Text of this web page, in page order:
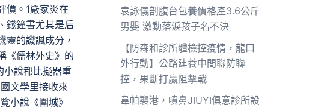
價。1嚴家炎在
錢鐘書尤其是后
靈的譏諷成分，
《儒林外史》的
小說都比擬器重
文學里接收來
小說《圍城》
袁詠儀剖腹台包養價格產3.6公斤
男嬰 激動落淚孩子名不決
【防森和診所體檢控疫情，龍口
外行動】公路建養中間聯防聯
控，果斷打贏阻擊戰
韋帕襲港，噴鼻JIUYI俱意診所設